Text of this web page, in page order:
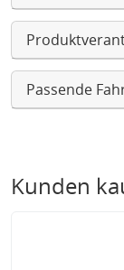
Passende
Kunden